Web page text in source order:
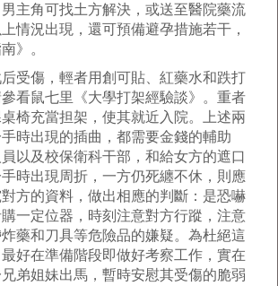
主角可找土方解決，或送至醫院藥流
情況出現，還可預備避孕措施若干，
》。
傷，輕者用創可貼、紅藥水和跌打
看鼠七里《大學打架經驗談》。重者
椅充當担架，使其就近入院。上述兩
時出現的插曲，都需要金錢的輔助
以及校保衛科干部，和給女方的遮口
時出現周折，一方仍死纏不休，則應
方的資料，做出相應的判斷：是恐嚇
一定位器，時刻注意對方行蹤，注意
藥和刀具等危險品的嫌疑。為杜絕這
好在準備階段即做好考察工作，實在
弟姐妹出馬，暫時安慰其受傷的脆弱